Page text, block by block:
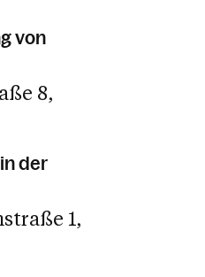
von
8
der
1